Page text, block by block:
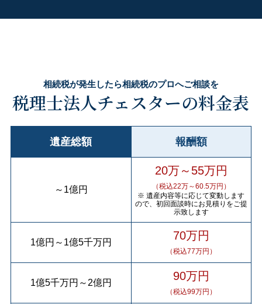
相続税が発生したら相続税のプロへご相談を
税理士法人チェスターの料金表
遺産総額 報酬額
～ 1億円
20万～55万円
（税込22万～60.5万円）
※ 遺産内容等に応じて変動します
ので、初回面談時にお見積りをご提
示致します
1億円 ～ 1億5千万円 70万円
（税込77万円）
1億5千万円 ～ 2億円 90万円
（税込99万円）